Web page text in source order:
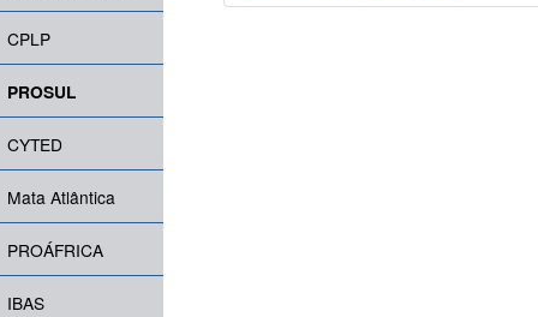
CPLP
PROSUL
CYTED
Mata Atlântica
PROÁFRICA
IBAS